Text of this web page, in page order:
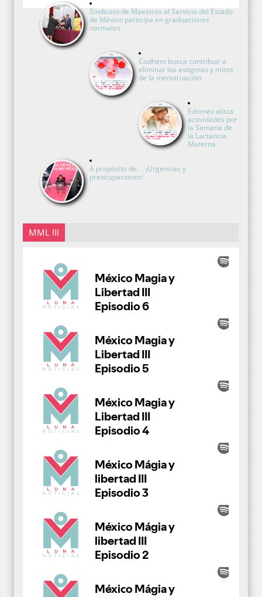
Sindicato de Maestros al Servicio del Estado
de México participa en graduaciones
normales
Codhem busca contribuir a
eliminar los estigmas y mitos
de la menstruación
Edomex alista
actividades por
la Semana de
la Lactancia
Materna
A propósito de… ¡Urgencias y
preocupaciones!
MML III